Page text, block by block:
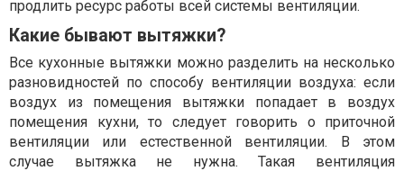
продлить ресурс работы всей системы вентиляции.
Какие бывают вытяжки?
Все кухонные вытяжки можно разделить на несколько
разновидностей по способу вентиляции воздуха: если
воздух из помещения вытяжки попадает в воздух
помещения кухни, то следует говорить о приточной
вентиляции или естественной вентиляции. В этом
случае вытяжка не нужна. Такая вентиляция